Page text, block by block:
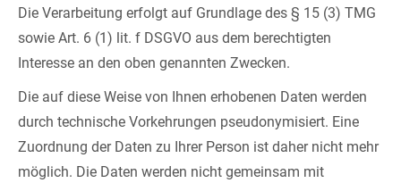
Die Verarbeitung erfolgt auf Grundlage des § 15 (3) TMG
sowie Art. 6 (1) lit. f DSGVO aus dem berechtigten
Interesse an den oben genannten Zwecken.
Die auf diese Weise von Ihnen erhobenen Daten werden
durch technische Vorkehrungen pseudonymisiert. Eine
Zuordnung der Daten zu Ihrer Person ist daher nicht mehr
möglich. Die Daten werden nicht gemeinsam mit